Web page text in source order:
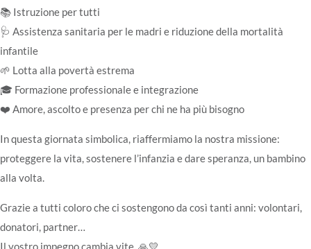
📚 Istruzione per tutti
🩺 Assistenza sanitaria per le madri e riduzione della mortalità
infantile
🌱 Lotta alla povertà estrema
🎓 Formazione professionale e integrazione
❤️ Amore, ascolto e presenza per chi ne ha più bisogno
In questa giornata simbolica, riaffermiamo la nostra missione:
proteggere la vita, sostenere l’infanzia e dare speranza, un bambino
alla volta.
Grazie a tutti coloro che ci sostengono da così tanti anni: volontari,
donatori, partner…
Il vostro impegno cambia vite. 🙏💛